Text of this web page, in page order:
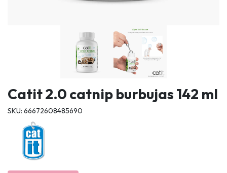
Catit 2.0 catnip burbujas 142 ml
SKU: 66672608485690